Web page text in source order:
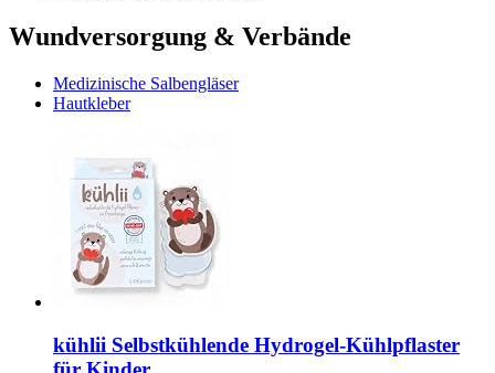
Wundversorgung & Verbände
Medizinische Salbengläser
Hautkleber
kühlii Selbstkühlende Hydrogel-Kühlpflaster